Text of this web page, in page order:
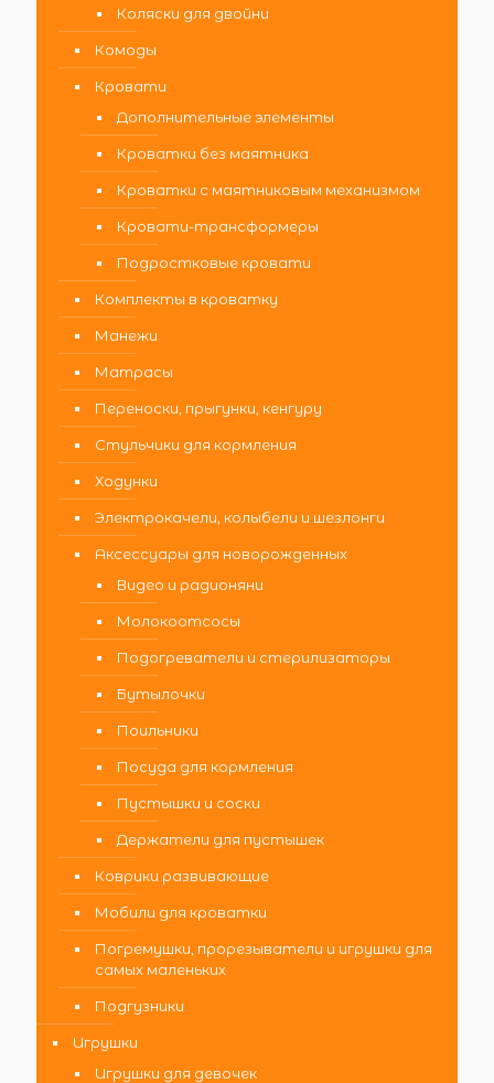
Коляски для двойни
Комоды
Кровати
Дополнительные элементы
Кроватки без маятника
Кроватки с маятниковым механизмом
Кровати-трансформеры
Подростковые кровати
Комплекты в кроватку
Манежи
Матрасы
Переноски, прыгунки, кенгуру
Стульчики для кормления
Ходунки
Электрокачели, колыбели и шезлонги
Аксессуары для новорожденных
Видео и радионяни
Молокоотсосы
Подогреватели и стерилизаторы
Бутылочки
Поильники
Посуда для кормления
Пустышки и соски
Держатели для пустышек
Коврики развивающие
Мобили для кроватки
Погремушки, прорезыватели и игрушки для
самых маленьких
Подгузники
Игрушки
Игрушки для девочек